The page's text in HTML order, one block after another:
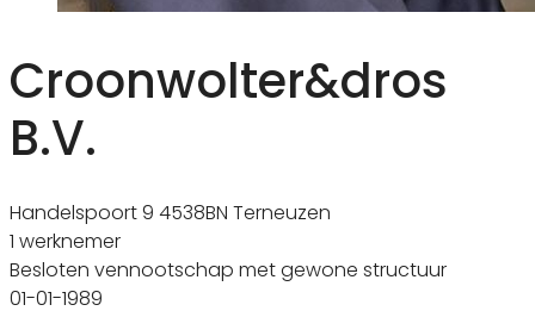
Croonwolter&dros
B.V.
Handelspoort 9 4538BN Terneuzen
1 werknemer
Besloten vennootschap met gewone structuur
01-01-1989